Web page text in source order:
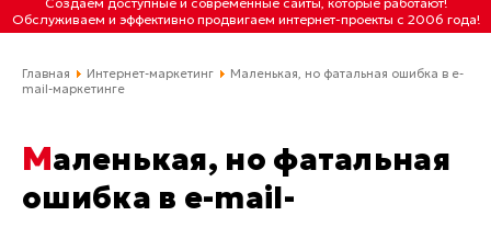
(4212) 658-653
(4212) 637-673
Отдельный вход \ Левый торец здания
Пн-пт. с 9:30 до 18:30 (по Хбк)
Обслуживаем и эффективно продвигаем интернет-проекты с 2006 года!
Главная Интернет-маркетинг
Маленькая, но фатальная ошибка в e-
mail-маркетинге
Маленькая, но фатальная
ошибка в e-mail-